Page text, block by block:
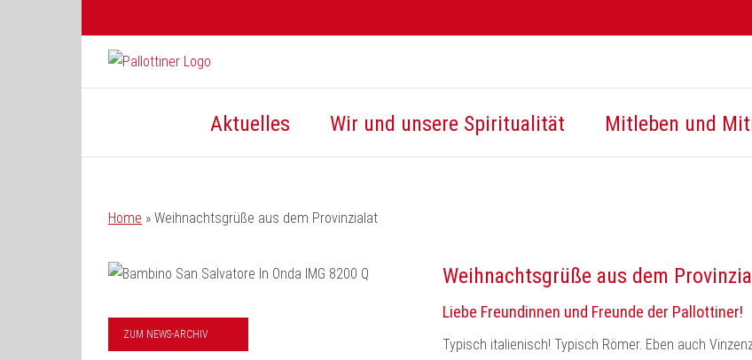
Aktuelles Wir und unsere Spiritualität Mitleben und
Home » Weihnachtsgrüße aus dem Provinzialat
ZUM NEWS-ARCHIV
Weihnachtsgrüße aus dem
Liebe Freundinnen und Freunde der Pallottiner!
Typisch italienisch! Typisch Römer. Eben auch